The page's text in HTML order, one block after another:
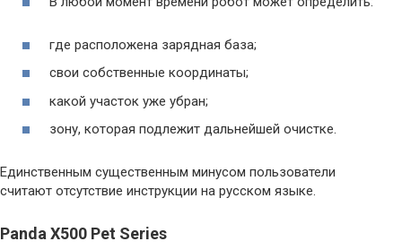
где расположена зарядная база;
свои собственные координаты;
какой участок уже убран;
зону, которая подлежит дальнейшей очистке.
Единственным существенным минусом пользователи
считают отсутствие инструкции на русском языке.
Panda X500 Pet Series